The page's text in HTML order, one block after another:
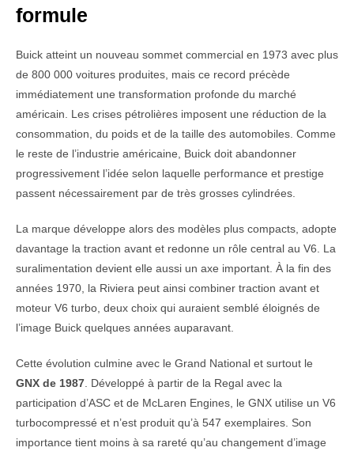
formule
Buick atteint un nouveau sommet commercial en 1973 avec plus
de 800 000 voitures produites, mais ce record précède
immédiatement une transformation profonde du marché
américain. Les crises pétrolières imposent une réduction de la
consommation, du poids et de la taille des automobiles. Comme
le reste de l’industrie américaine, Buick doit abandonner
progressivement l’idée selon laquelle performance et prestige
passent nécessairement par de très grosses cylindrées.
La marque développe alors des modèles plus compacts, adopte
davantage la traction avant et redonne un rôle central au V6. La
suralimentation devient elle aussi un axe important. À la fin des
années 1970, la Riviera peut ainsi combiner traction avant et
moteur V6 turbo, deux choix qui auraient semblé éloignés de
l’image Buick quelques années auparavant.
Cette évolution culmine avec le Grand National et surtout le
GNX de 1987. Développé à partir de la Regal avec la
participation d’ASC et de McLaren Engines, le GNX utilise un V6
turbocompressé et n’est produit qu’à 547 exemplaires. Son
importance tient moins à sa rareté qu’au changement d’image